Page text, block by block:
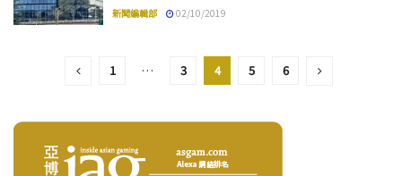
新聞編輯部 02/10/2019
1 … 3 4 5 6